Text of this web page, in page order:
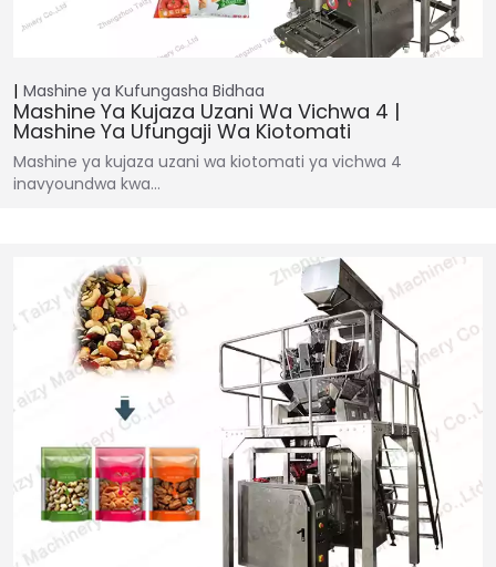
Mashine ya Kufungasha Bidhaa
Mashine Ya Kujaza Uzani Wa Vichwa 4 |
Mashine Ya Ufungaji Wa Kiotomati
Mashine ya kujaza uzani wa kiotomati ya vichwa 4
inavyoundwa kwa…